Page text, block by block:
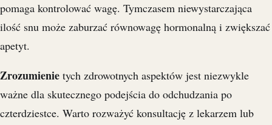
pomaga kontrolować wagę. Tymczasem niewystarczająca
ilość snu może zaburzać równowagę hormonalną i zwiększać
apetyt.
Zrozumienie tych zdrowotnych aspektów jest niezwykle
ważne dla skutecznego podejścia do odchudzania po
czterdziestce. Warto rozważyć konsultację z lekarzem lub